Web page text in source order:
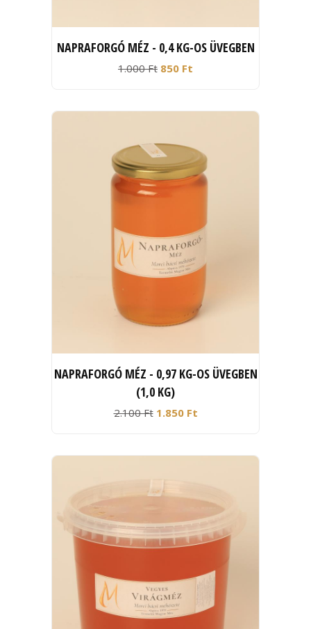
NAPRAFORGÓ MÉZ - 0,4 KG-OS ÜVEGBEN
1.000 Ft 850 Ft
NAPRAFORGÓ MÉZ - 0,97 KG-OS ÜVEGBEN
(1,0 KG)
2.100 Ft 1.850 Ft